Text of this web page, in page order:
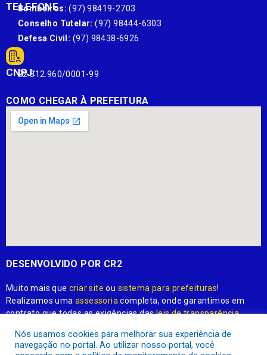
TELEFONE
Bombeiros: (97) 98419-2703
Conselho Tutelar: (97) 98444-6303
Defesa Civil: (97) 98438-6926
CNPJ:
22.812.960/0001-99
COMO CHEGAR À PREFEITURA
DESENVOLVIDO POR CR2
Muito mais quecriar site ou sistema para prefeituras!
Realizamos umaassessoriacompleta, onde garantimos em
contrato que todas as exigências dasleis de transparência
Conheça oPNTP e oRadar da Transparência Pública
Nós usamos cookies para melhorar sua experiência de
navegação no portal. Ao utilizar nosso portal, você